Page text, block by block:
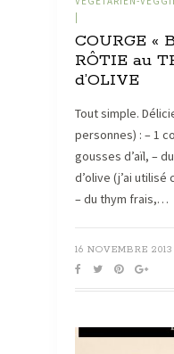
COURGE «
RÔTIE au
d’OLIVE
Tout simple.
personnes) : – 1
gousses d’aïl, –
d’olive (j’ai utilisé
– du thym frais,…
16 NOVEMBRE 2013